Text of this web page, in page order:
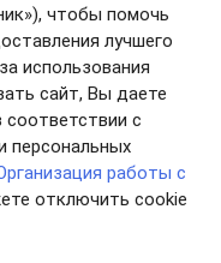
чтобы помочь
лучшего
использования
сайт, Вы даете
соответствии с
персональных
работы с
отключить cookie
№ 261100038
от 05.05.2026